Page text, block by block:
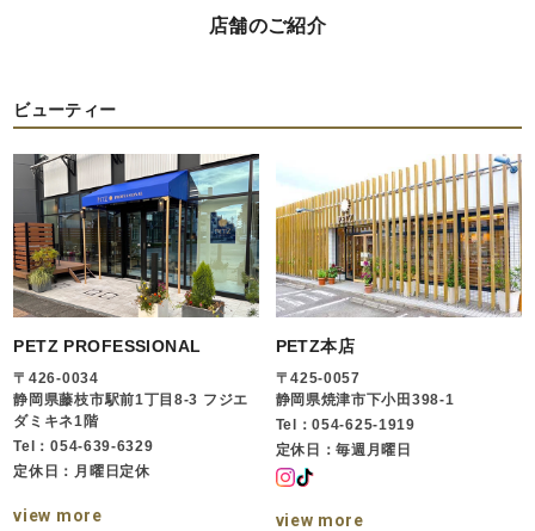
店舗のご紹介
ビューティー
PETZ PROFESSIONAL
〒426-0034
静岡県藤枝市駅前1丁目8-3 フジエ
ダミキネ1階
Tel：054-639-6329
定休日：月曜日定休
view more
PETZ本店
〒425-0057
静岡県焼津市下小田398-1
Tel：054-625-1919
定休日：毎週月曜日
view more